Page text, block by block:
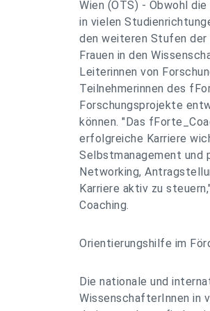
Wien (OTS) - Obwohl
in vielen
den weiteren Stufen der
Frauen in den
Leiterinnen von
Teilnehmerinnen des
Forschungsprojekte
können. "Das
erfolgreiche Karriere
Selbstmanagement und
Networking,
Karriere aktiv zu
Coaching.
Orientierungshilfe im
Die nationale und
WissenschafterInnen in